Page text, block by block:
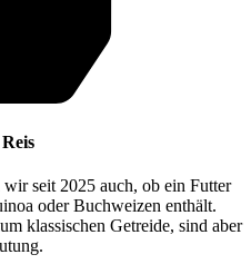
seit 2025 auch, ob ein Futter
oder Buchweizen enthält.
klassischen Getreide, sind aber